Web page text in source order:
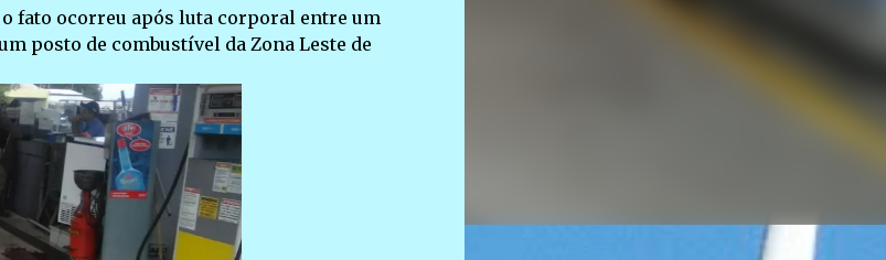
o fato ocorreu após luta corporal entre um
posto de combustível da Zona Leste de